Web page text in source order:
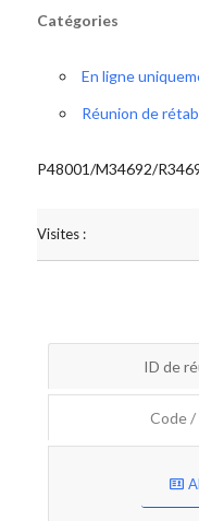
Catégories
En ligne
Réunion de
P48001/M34692/
Visites :
ID de
Code /